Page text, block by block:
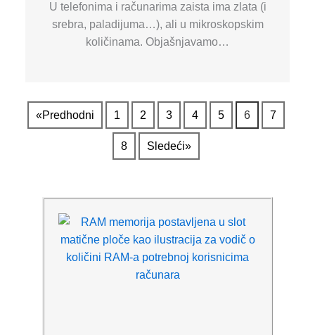
U telefonima i računarima zaista ima zlata (i
srebra, paladijuma…), ali u mikroskopskim
količinama. Objašnjavamo…
«Predhodni 1 2 3 4 5 6 7
8 Sledeći»